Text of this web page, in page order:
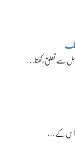
سے تعلق رکھتا…
اس کے…